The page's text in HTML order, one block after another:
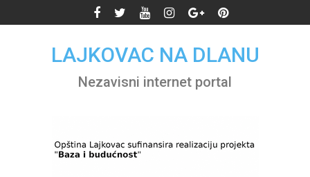
to
LAJKOVAC NA DLANU
Nezavisni internet portal